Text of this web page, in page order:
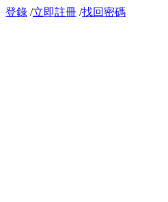
登錄 /立即註冊 /找回密碼